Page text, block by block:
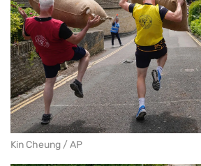
Kin Cheung / AP